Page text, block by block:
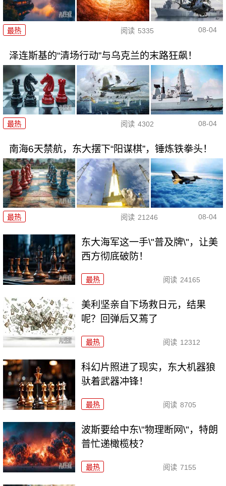
最热 阅读 5335 08-04
泽连斯基的“清场行动”与乌克兰的末路狂飙！
最热 阅读 4302 08-04
南海6天禁航，东大摆下“阳谋棋”，锤炼铁拳头！
最热 阅读 21246 08-04
东大海军这一手\"普及牌\"，让美
西方彻底破防！
最热 阅读 24165
美利坚亲自下场救日元，结果
呢？回弹后又蔫了
最热 阅读 12312
科幻片照进了现实，东大机器狼
驮着武器冲锋！
最热 阅读 8705
波斯要给中东\"物理断网\"，特朗
普忙递橄榄枝？
最热 阅读 7155